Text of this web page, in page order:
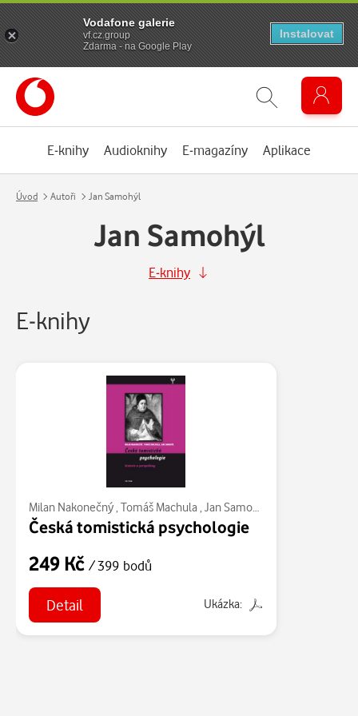
E-knihy Audioknihy E-magazíny Aplikace
Úvod Autoři Jan Samohýl
Jan Samohýl
E-knihy
E-knihy
Milan Nakonečný, Tomáš Machula , Jan Samohýl
Česká tomistická psychologie
249 Kč / 399 bodů
Detail Ukázka:
Vodafone galerie
vf.cz.group
Zdarma - na Google Play
Instalovat